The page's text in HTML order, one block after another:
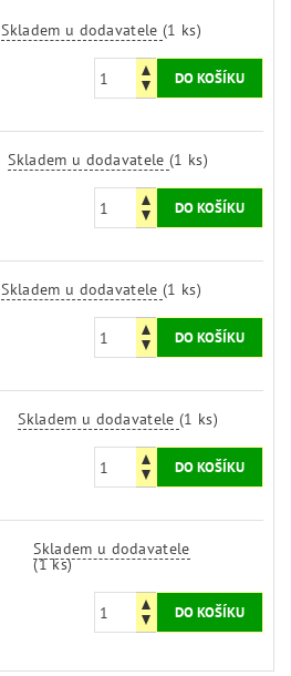
Skladem u dodavatele(1 ks)
Skladem u dodavatele(1 ks)
Skladem u dodavatele(1 ks)
Skladem u dodavatele(1 ks)
Skladem u dodavatele
(1 ks)